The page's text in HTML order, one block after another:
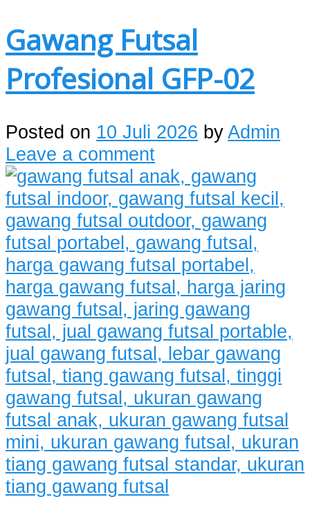
Gawang Futsal
Profesional GFP-02
Posted on 10 Juli 2026 byAdmin
Leave a comment